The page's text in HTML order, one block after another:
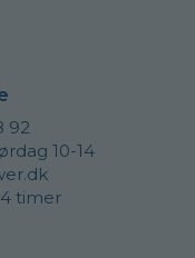
92
10-14
timer